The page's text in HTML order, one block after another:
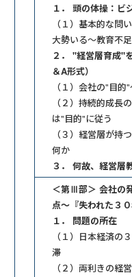
１． 頭の体操：ビ
（１）基本的な問
⼤勢いる〜教育不
２． "経営層育成"
＆A形式）
（１）会社の"目
（２）持続的成⻑
は"目的"に従う
（３）経営層が持
何か
３． 何故、経営層
＜第Ⅲ部＞ 会社の
点〜『失われた３
１． 問題の所在
（１）⽇本経済の
滞
（２）両利きの経